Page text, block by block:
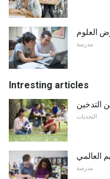
العلوم
مدرسة
Intresting articles
التدخين
التحديات
العالمي
مدرسة